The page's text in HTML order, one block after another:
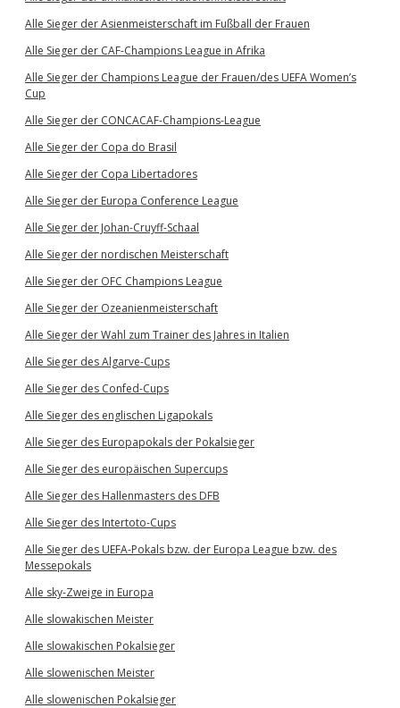
Alle Sieger der Asienmeisterschaft im Fußball der Frauen
Alle Sieger der CAF-Champions League in Afrika
Alle Sieger der Champions League der Frauen/des UEFA Women’s
Cup
Alle Sieger der CONCACAF-Champions-League
Alle Sieger der Copa do Brasil
Alle Sieger der Copa Libertadores
Alle Sieger der Europa Conference League
Alle Sieger der Johan-Cruyff-Schaal
Alle Sieger der nordischen Meisterschaft
Alle Sieger der OFC Champions League
Alle Sieger der Ozeanienmeisterschaft
Alle Sieger der Wahl zum Trainer des Jahres in Italien
Alle Sieger des Algarve-Cups
Alle Sieger des Confed-Cups
Alle Sieger des englischen Ligapokals
Alle Sieger des Europapokals der Pokalsieger
Alle Sieger des europäischen Supercups
Alle Sieger des Hallenmasters des DFB
Alle Sieger des Intertoto-Cups
Alle Sieger des UEFA-Pokals bzw. der Europa League bzw. des
Messepokals
Alle sky-Zweige in Europa
Alle slowakischen Meister
Alle slowakischen Pokalsieger
Alle slowenischen Meister
Alle slowenischen Pokalsieger